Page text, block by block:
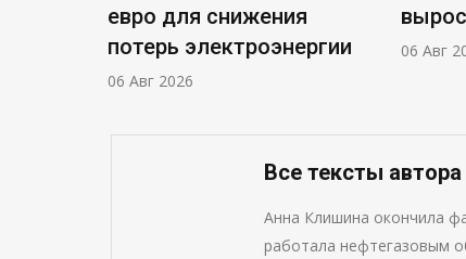
евро для снижения
потерь электроэнергии
06 Авг 2026
06 Авг
Все тексты
Анна Клишина окончила
работала нефтегазовым